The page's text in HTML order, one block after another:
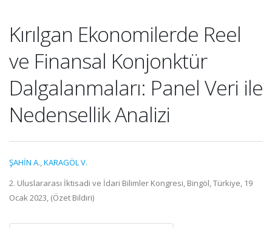
Kırılgan Ekonomilerde Reel
ve Finansal Konjonktür
Dalgalanmaları: Panel Veri ile
Nedensellik Analizi
ŞAHİN A.,KARAGÖL V.
2. Uluslararası İktisadi ve İdari Bilimler Kongresi, Bingöl, Türkiye, 19
Ocak 2023, (Özet Bildiri)